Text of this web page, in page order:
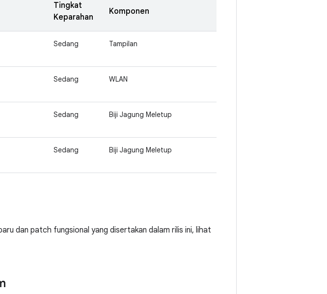
Tingkat
Keparahan
Komponen
Sedang Tampilan
Sedang WLAN
Sedang Biji Jagung Meletup
Sedang Biji Jagung Meletup
dan patch fungsional yang disertakan dalam rilis ini, lihat